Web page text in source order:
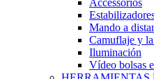
Accessorios
Mando a
Camuflaje y
Iluminación
Vídeo bolsas